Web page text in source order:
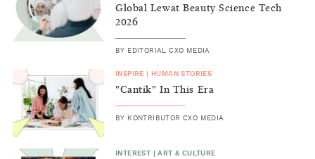
Global Lewat Beauty Science Tech
2026
BY EDITORIAL CXO MEDIA
INSPIRE HUMAN STORIES
"Cantik" In This Era
BY KONTRIBUTOR CXO MEDIA
INTEREST |ART & CULTURE